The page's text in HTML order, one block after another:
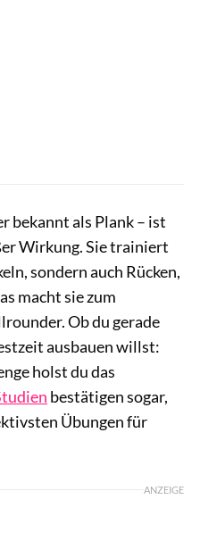
bekannt als Plank – ist
Wirkung. Sie trainiert
sondern auch Rücken,
macht sie zum
Ob du gerade
ausbauen willst:
holst du das
bestätigen sogar,
Übungen für
ANZEIGE